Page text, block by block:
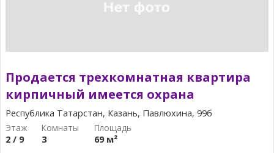
Продается трехкомнатная квартира
кирпичный имеется охрана
Республика Татарстан, Казань, Павлюхина, 99б
2 / 9 3
69 м²